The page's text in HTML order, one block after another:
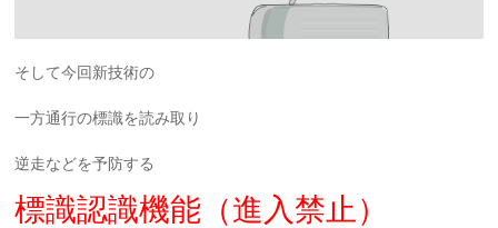
そして今回新技術の
一方通行の標識を読み取り
逆走などを予防する
標識認識機能（進入禁止）